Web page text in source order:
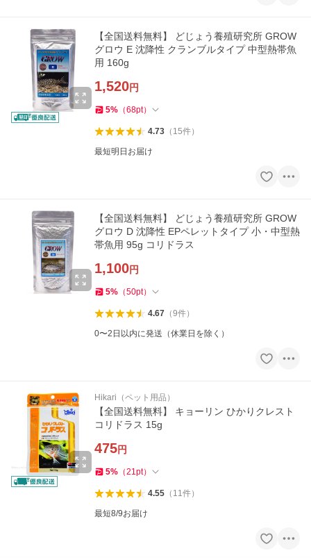
【全国送料無料】 どじょう養殖研究所 GROW
グロウ E 沈降性 クランブルタイプ 中型熱帯魚
用 160g
1,520円
5% （68pt）
4.73（ 15件）
最短明日お届け
【全国送料無料】 どじょう養殖研究所 GROW
グロウ D 沈降性 EPペレットタイプ 小・中型熱
帯魚用 95g コリドラス
1,100円
5% （50pt）
4.67（9件）
0〜2日以内に発送（休業日を除く）
Hikari（ペット用品）
【全国送料無料】 キョーリン ひかりクレスト
コリドラス 15g
475円
5% （21pt）
4.55（ 11件）
最短8/9お届け